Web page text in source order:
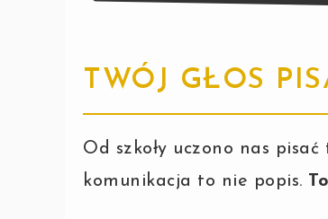
TWÓJ GŁOS
Od szkoły uczono nas
komunikacja to nie popis.